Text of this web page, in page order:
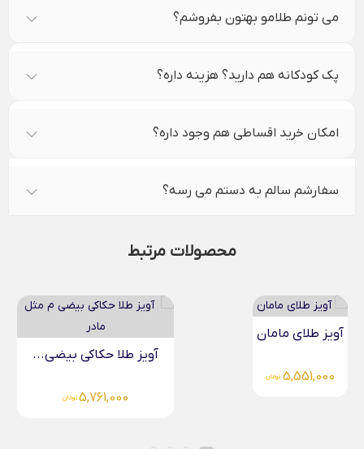
می تونم طلامو بهتون بفروشم؟
پک کودکانه هم دارید؟ هزینه داره؟
امکان خرید اقساطی هم وجود داره؟
سفارشم سالم به دستم می رسه؟
محصولات مرتبط
آویز طلا حکاکی دایره...
6,195,000 تومان